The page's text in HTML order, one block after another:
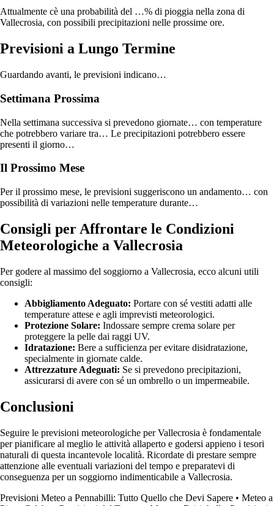
Attualmente cè una probabilità del …% di pioggia nella zona di
Vallecrosia, con possibili precipitazioni nelle prossime ore.
Previsioni a Lungo Termine
Guardando avanti, le previsioni indicano…
Settimana Prossima
Nella settimana successiva si prevedono giornate… con temperature
che potrebbero variare tra… Le precipitazioni potrebbero essere
presenti il giorno…
Il Prossimo Mese
Per il prossimo mese, le previsioni suggeriscono un andamento… con
possibilità di variazioni nelle temperature durante…
Consigli per Affrontare le Condizioni
Meteorologiche a Vallecrosia
Per godere al massimo del soggiorno a Vallecrosia, ecco alcuni utili
consigli:
Abbigliamento Adeguato: Portare con sé vestiti adatti alle
temperature attese e agli imprevisti meteorologici.
Protezione Solare: Indossare sempre crema solare per
proteggere la pelle dai raggi UV.
Idratazione: Bere a sufficienza per evitare disidratazione,
specialmente in giornate calde.
Attrezzature Adeguati: Se si prevedono precipitazioni,
assicurarsi di avere con sé un ombrello o un impermeabile.
Conclusioni
Seguire le previsioni meteorologiche per Vallecrosia è fondamentale
per pianificare al meglio le attività allaperto e godersi appieno i tesori
naturali di questa incantevole località. Ricordate di prestare sempre
attenzione alle eventuali variazioni del tempo e preparatevi di
conseguenza per un soggiorno indimenticabile a Vallecrosia.
Previsioni Meteo a Pennabilli: Tutto Quello che Devi Sapere • Meteo a